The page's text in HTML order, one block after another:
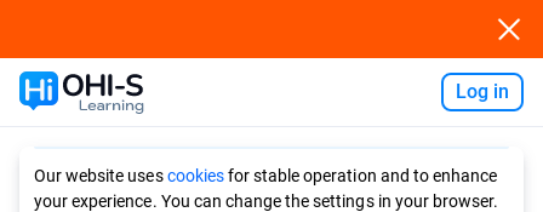
Log in
Our website usescookiesfor stable operation and to enhance
your experience. You can change the settings in your browser.